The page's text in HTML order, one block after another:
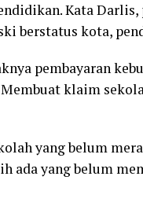
Kata
berstatus kota,
pembayaran
klaim
yang belum
ada yang belum